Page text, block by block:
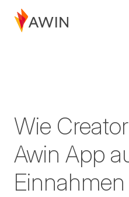
Wie
Awin App